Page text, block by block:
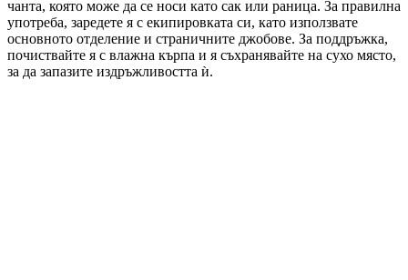
чанта, която може да се носи като сак или раница. За правилна
употреба, заредете я с екипировката си, като използвате
основното отделение и страничните джобове. За поддръжка,
почиствайте я с влажна кърпа и я съхранявайте на сухо място,
за да запазите издръжливостта ѝ.